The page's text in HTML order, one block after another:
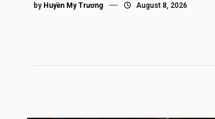
by Huyền My Trương August 8, 2026